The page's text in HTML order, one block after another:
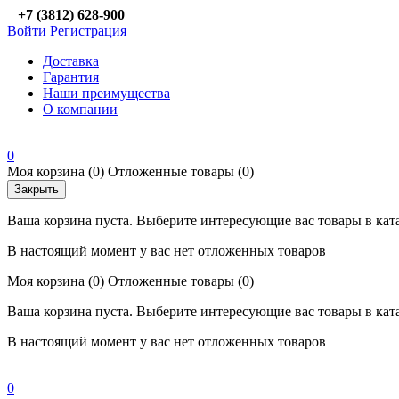
+7 (3812) 628-900
Войти Регистрация
Доставка
Гарантия
Наши преимущества
О компании
0
Моя корзина (0) Отложенные товары (0)
Закрыть
Ваша корзина пуста. Выберите интересующие вас товары в
В настоящий момент у вас нет отложенных товаров
Моя корзина (0) Отложенные товары (0)
Ваша корзина пуста. Выберите интересующие вас товары в
В настоящий момент у вас нет отложенных товаров
0